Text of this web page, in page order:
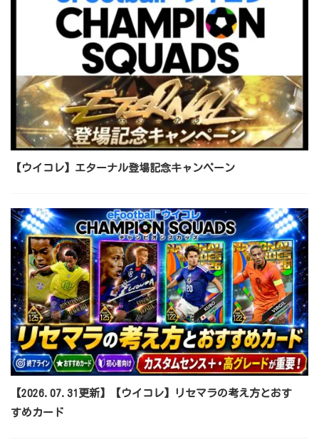
【ウイコレ】エターナル登場記念キャンペーン
【2026.07.31更新】【ウイコレ】リセマラの考え方とおす
すめカード